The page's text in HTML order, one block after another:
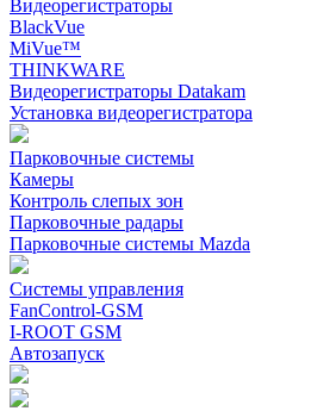
Видеорегистраторы
BlackVue
MiVue™
THINKWARE
Видеорегистраторы Datakam
Установка видеорегистратора
Парковочные системы
Камеры
Контроль слепых зон
Парковочные радары
Парковочные системы Mazda
Системы управления
FanControl-GSM
I-ROOT GSM
Автозапуск